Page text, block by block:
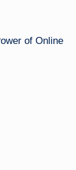
of Online